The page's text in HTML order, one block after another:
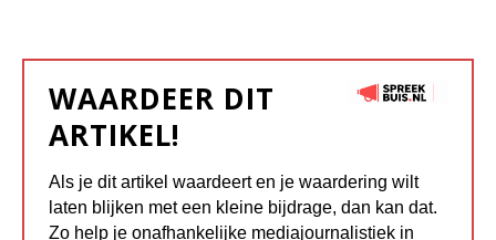
WAARDEER DIT
ARTIKEL!
Als je dit artikel waardeert en je waardering wilt
laten blijken met een kleine bijdrage, dan kan dat.
Zo help je onafhankelijke mediajournalistiek in